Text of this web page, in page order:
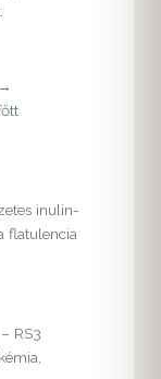
inulin-
flatulencia
RS3